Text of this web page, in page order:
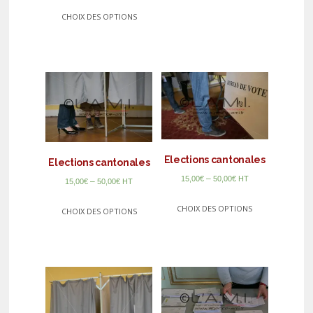
CHOIX DES OPTIONS
Elections cantonales
15,00€ –50,00€ HT
CHOIX DES OPTIONS
Elections cantonales
15,00€– 50,00€ HT
CHOIX DES OPTIONS